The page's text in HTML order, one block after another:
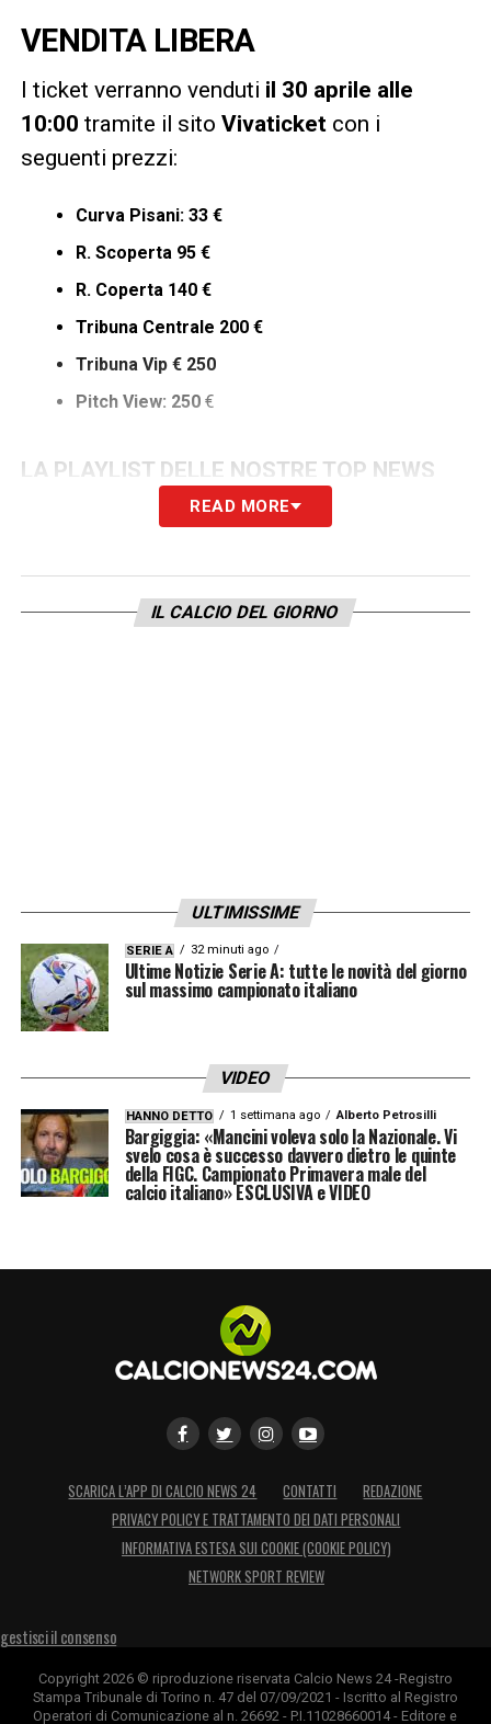
VENDITA LIBERA
I ticket verranno venduti il 30 aprile alle
10:00 tramite il sito Vivaticket con i
seguenti prezzi:
Curva Pisani: 33 €
R. Scoperta 95 €
R. Coperta 140 €
Tribuna Centrale 200 €
Tribuna Vip € 250
Pitch View: 250 €
LA PLAYLIST DELLE NOSTRE TOP NEWS
READ MORE
IL CALCIO DEL GIORNO
ULTIMISSIME
SERIE A 32 minuti ago
Ultime Notizie Serie A: tutte le novità del giorno
sul massimo campionato italiano
VIDEO
HANNO DETTO 1 settimana ago Alberto Petrosilli
Bargiggia: «Mancini voleva solo la Nazionale. Vi
svelo cosa è successo davvero dietro le quinte
della FIGC. Campionato Primavera male del
calcio italiano» ESCLUSIVA e VIDEO
SCARICA L’APP DI CALCIO NEWS 24 CONTATTI
REDAZIONE
PRIVACY POLICY E TRATTAMENTO DEI DATI PERSONALI
INFORMATIVA ESTESA SUI COOKIE (COOKIE POLICY)
NETWORK SPORT REVIEW
gestisci il consenso
Copyright 2026 © riproduzione riservata Calcio News 24 -Registro
Stampa Tribunale di Torino n. 47 del 07/09/2021 - Iscritto al Registro
Operatori di Comunicazione al n. 26692 - P.I.11028660014 - Editore e